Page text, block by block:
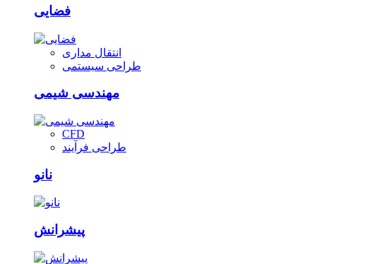
فضایی
انتقال مداری
طراحی سیستمی
مهندسی شیمی
CFD
طراحی فرآیند
نانو
پیشرانش